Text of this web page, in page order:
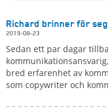
Richard brinner för
2019-08-23
Sedan ett par dagar
bred erfarenhet av
som copywriter och